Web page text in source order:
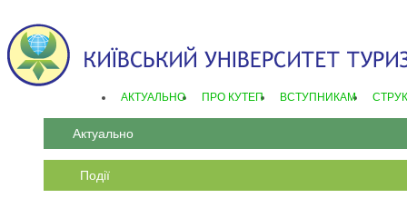
АКТУАЛЬНО ПРО КУТЕП ВСТУПНИКАМ
Актуально
Події